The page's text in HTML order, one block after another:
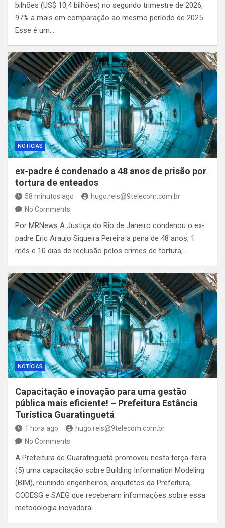
bilhões (US$ 10,4 bilhões) no segundo trimestre de 2026,
97% a mais em comparação ao mesmo período de 2025.
Esse é um…
NOTÍCIAS
ex-padre é condenado a 48 anos de prisão por
tortura de enteados
58 minutos ago
hugo.reis@9telecom.com.br
No Comments
Por MRNews A Justiça do Rio de Janeiro condenou o ex-
padre Eric Araujo Siqueira Pereira a pena de 48 anos, 1
mês e 10 dias de reclusão pelos crimes de tortura,…
NOTÍCIAS
Capacitação e inovação para uma gestão
pública mais eficiente! – Prefeitura Estância
Turística Guaratinguetá
1 hora ago
hugo.reis@9telecom.com.br
No Comments
A Prefeitura de Guaratinguetá promoveu nesta terça-feira
(5) uma capacitação sobre Building Information Modeling
(BIM), reunindo engenheiros, arquitetos da Prefeitura,
CODESG e SAEG que receberam informações sobre essa
metodologia inovadora…